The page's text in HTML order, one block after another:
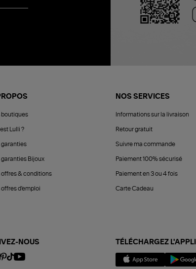
boutiques
Lulli ?
garanties
garanties Bijoux
offres & conditions
offres d'emploi
NOS SERVICES
Informations sur la livraison
Retour gratuit
Suivre ma commande
Paiement 100% sécurisé
Paiement en 3 ou 4 fois
Carte Cadeau
NOUS TÉLÉCHARGEZ